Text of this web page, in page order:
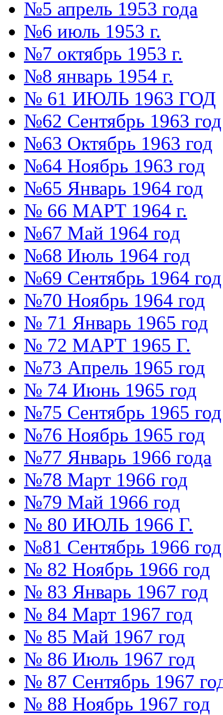
№5 апрель 1953 года
№6 июль 1953 г.
№7 октябрь 1953 г.
№8 январь 1954 г.
№ 61 ИЮЛЬ 1963 ГОД
№62 Сентябрь 1963 год
№63 Октябрь 1963 год
№64 Ноябрь 1963 год
№65 Январь 1964 год
№ 66 МАРТ 1964 г.
№67 Май 1964 год
№68 Июль 1964 год
№69 Сентябрь 1964 год
№70 Ноябрь 1964 год
№ 71 Январь 1965 год
№ 72 МАРТ 1965 Г.
№73 Апрель 1965 год
№ 74 Июнь 1965 год
№75 Сентябрь 1965 год
№76 Ноябрь 1965 год
№77 Январь 1966 года
№78 Март 1966 год
№79 Май 1966 год
№ 80 ИЮЛЬ 1966 Г.
№81 Сентябрь 1966 год
№ 82 Ноябрь 1966 год
№ 83 Январь 1967 год
№ 84 Март 1967 год
№ 85 Май 1967 год
№ 86 Июль 1967 год
№ 87 Сентябрь 1967
№ 88 Ноябрь 1967 год